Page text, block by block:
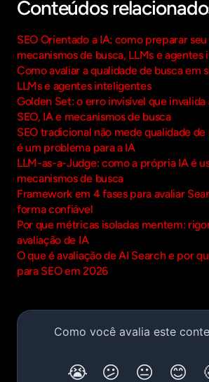
Conteúdos
SEO Orientado a IA: como preparar
mecanismos de busca, LLMs e
Como avaliar a qualidade de busca em
LLMs e agentes inteligentes
Golden Set: o erro invisível que invalida
SEO, IA e mecanismos de busca
SEO tradicional não mede qualidade
é um problema para a IA
LLM-as-a-Judge: como a própria IA é
mecanismos de busca
Framework em 4 fases para avaliar
forma confiável
Por que métricas isoladas mentem:
avaliação de IA
O que é avaliação de AI Search e por
para SEO em 2026